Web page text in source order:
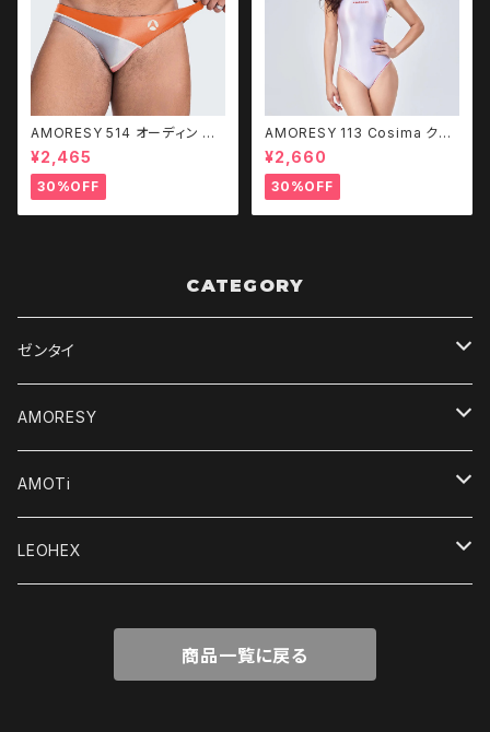
AMORESY 514 オーディン ス
イミングブリーフ
¥2,465
30%OFF
AMORESY 113 Cosima クラ
シックバックレス水着
¥2,660
30%OFF
CATEGORY
ゼンタイ
デジタルコンテンツ
オリジナルゼンタイ
輸入品
AMORESY
レディース
キャットスーツ＆ユニタード
メンズ
Tシャツ＆トップス
AMOTi
Women's
LEOHEX
商品一覧に戻る